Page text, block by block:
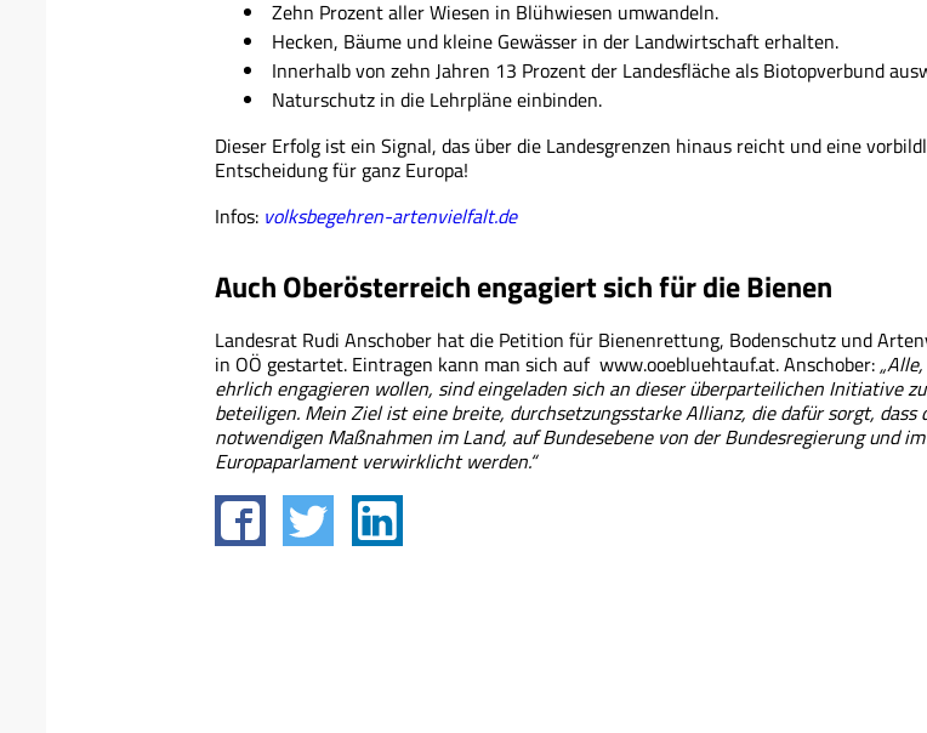
Zehn Prozent aller Wiesen in Blühwiesen umwandeln.
Hecken, Bäume und kleine Gewässer in der Landwirtschaft erhalten.
Innerhalb von zehn Jahren 13 Prozent der Landesfläche als Biotopverbund
Naturschutz in die Lehrpläne einbinden.
Dieser Erfolg ist ein Signal, das über die Landesgrenzen hinaus reicht und eine
Entscheidung für ganz Europa!
Infos: volksbegehren-artenvielfalt.de
Auch Oberösterreich engagiert sich für die Bienen
Landesrat Rudi Anschober hat die Petition für Bienenrettung, Bodenschutz und
in OÖ gestartet. Eintragen kann man sich auf www.ooebluehtauf.at. Anschober:
ehrlich engagieren wollen, sind eingeladen sich an dieser überparteilichen Initiative zu
beteiligen. Mein Ziel ist eine breite, durchsetzungsstarke Allianz, die dafür sorgt, dass
notwendigen Maßnahmen im Land, auf Bundesebene von der Bundesregierung und im
Europaparlament verwirklicht werden.“